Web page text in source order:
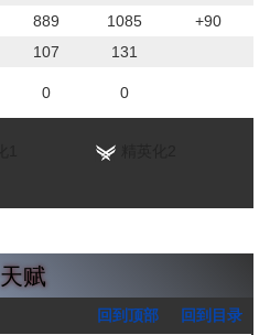
889 1085
+90
107
131
0 0
天赋
回到顶部
回到目录